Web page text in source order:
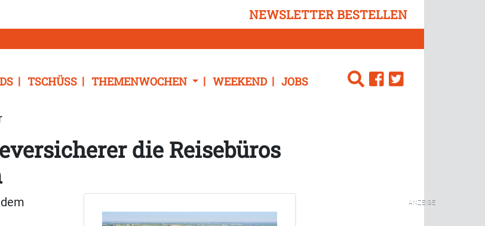
NEWSLETTER BESTELLEN
TSCHÜSS THEMENWOCHEN WEEKEND JOBS
die Reisebüros
ANZEIGE